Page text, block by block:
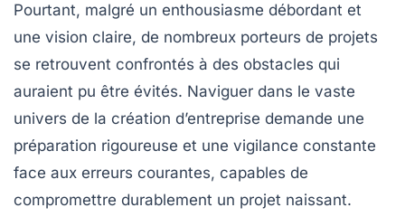
Pourtant, malgré un enthousiasme débordant et
une vision claire, de nombreux porteurs de projets
se retrouvent confrontés à des obstacles qui
auraient pu être évités. Naviguer dans le vaste
univers de la création d’entreprise demande une
préparation rigoureuse et une vigilance constante
face aux erreurs courantes, capables de
compromettre durablement un projet naissant.